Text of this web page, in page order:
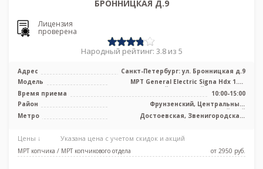
БРОННИЦКАЯ Д.9
Лицензия
проверена
Народный рейтинг: 3.8 из 5
Адрес
Санкт-Петербург: ул. Бронницкая д.9
Модель
МРТ General Electric Signa Hdx 1.5T
высокопольный закрытый тип, КТ Som
...
Время приема
10:00-15:00
Район
Фрунзенский, Центральный,
Адмиралтейский
Метро
Достоевская, Звенигородская,
институт, Фрунзенская
Цены ↓ Указана цена с учетом скидок и акций
МРТ копчика / МРТ копчикового отдела от 2950 pуб.